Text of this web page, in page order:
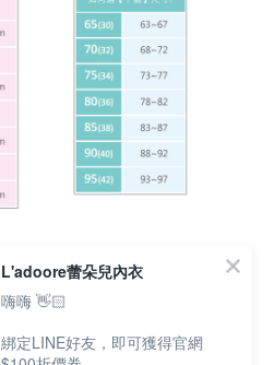
L'adoore蕾朵兒內衣
嗨嗨 👋🏻
綁定LINE好友，即可獲得官網